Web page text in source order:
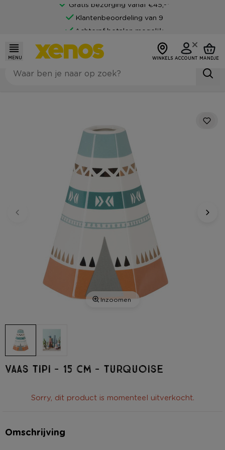
Gratis bezorging vanaf €45,-*
Klantenbeoordeling van 9
Achteraf betalen mogelijk
MENU WINKELS ACCOUNT MANDJE
Inzoomen
Vaas tipi - 15 cm - turquoise
Sorry, dit product is momenteel uitverkocht.
Omschrijving